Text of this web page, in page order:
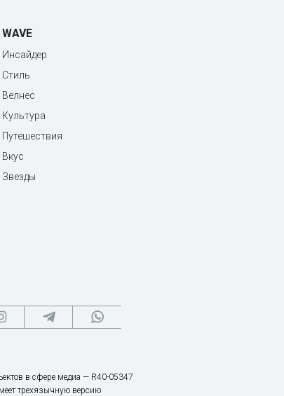
WAVE
Инсайдер
Стиль
Велнес
Культура
Путешествия
Вкус
Звезды
в сфере медиа — R40-05347
трехязычную версию